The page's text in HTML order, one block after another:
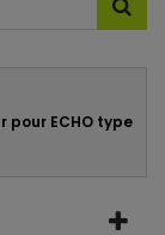
pour ECHO type